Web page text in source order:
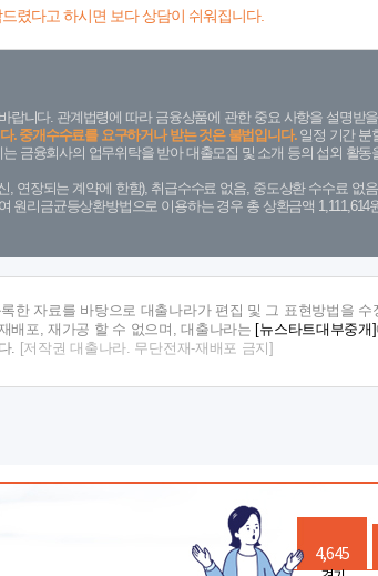
렸다고 하시면 보다 상담이 쉬워집니다.
니다. 관계법령에 따라 금융상품에 관한 중요 사항을 설명받
. 중개수수료를 요구하거나 받는 것은 불법입니다.일정 기간 분
금융회사의 업무위탁을 받아 대출모집 및 소개 등의 섭외 활
, 연장되는 계약에 한함), 취급수수료 없음, 중도상환 수수료 없
원리금균등상환방법으로 이용하는 경우 총 상환금액
한 자료를 바탕으로 대출나라가 편집 및 그 표현방법을 수
배포, 재가공 할 수 없으며, 대출나라는
[뉴스타트대부중개]
.
[저작권 대출나라. 무단전재-재배포 금지]
4,645